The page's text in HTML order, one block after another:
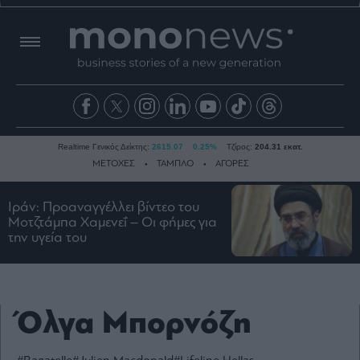
Ειδήσεις
Οικονομία
Ναυτιλία
Estate
Realtime Γενικός Δείκτης: 2615.07 0.25% Τζίρος: 204.31 εκατ.
ΜΕΤΟΧΕΣ ΤΑΜΠΛΟ ΑΓΟΡΕΣ
Ιράν: Προαναγγέλλει βίντεο του
Μοτζτάμπα Χαμενεΐ – Οι φήμες για
την υγεία του
Όλγα Μπορνόζη